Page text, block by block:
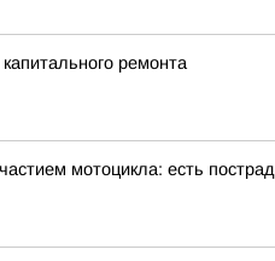
ремонта
мотоцикла: есть